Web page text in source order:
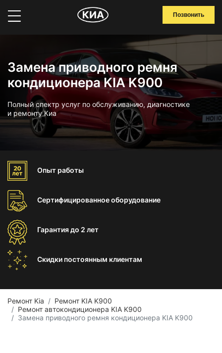
Позвонить
Замена приводного ремня
кондиционера KIA K900
Полный спектр услуг по обслуживанию, диагностике
и ремонту Киа
Опыт работы
Сертифицированноеоборудование
Гарантиядо 2 лет
Скидки постоянным клиентам
Ремонт Kia
Ремонт KIA K900
Ремонт автокондиционера KIA K900
Замена приводного ремня кондиционера KIA K900